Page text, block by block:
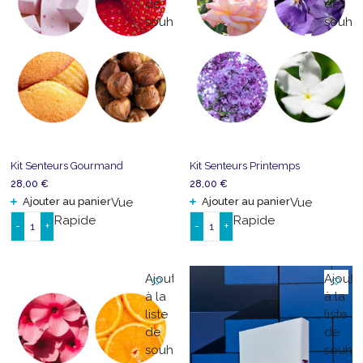
de
souhaits
Kit Senteurs Gourmand
28,00 €
Ajouter au panierVue
Rapide
-
quantité
Gourmand
+
de
Kit Senteurs Printemps
28,00 €
Ajouter au panierVue
Rapide
-
quantité
Kit
Senteurs
+
Ajouter
à la
liste
de
souhaits
à la
liste
de